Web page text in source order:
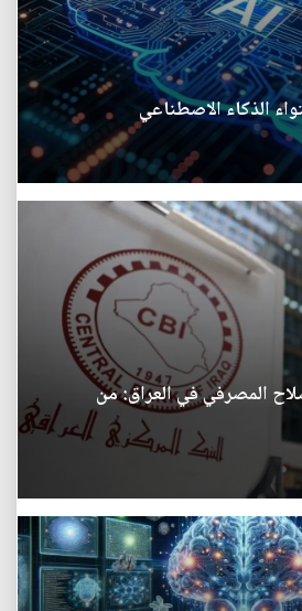
الذكاء الاصطناعي
المصرفي في العراق: من